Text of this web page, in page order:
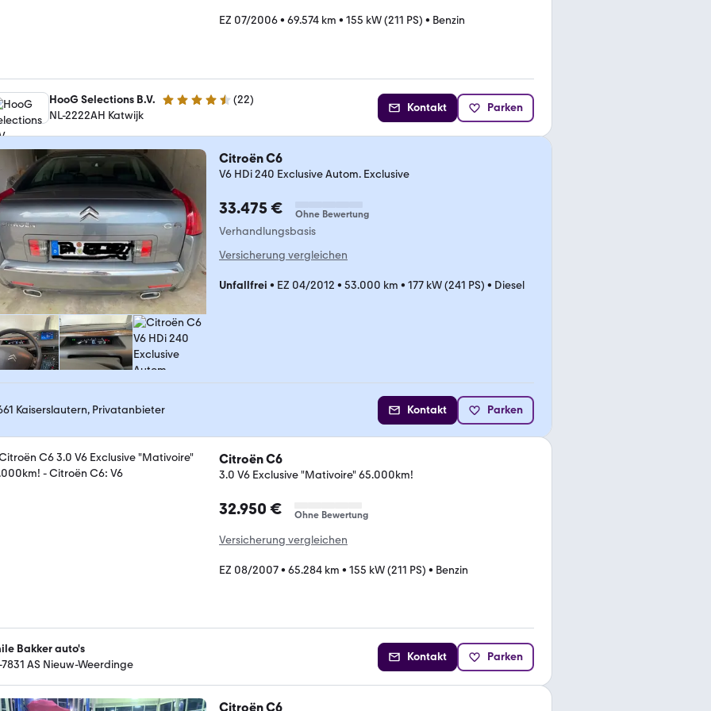
EZ 07/2006• 69.574 km • 155 kW (211 PS) • Benzin
HooG Selections B.V. 4.3 Sterne (22)
NL-2222AH Katwijk
Kontakt Parken
Citroën C6
V6 HDi 240 Exclusive Autom. Exclusive
33.475 € Ohne Bewertung
Verhandlungsbasis
Versicherung vergleichen
Unfallfrei • EZ 04/2012 • 53.000 km • 177 kW (241 PS) • Diesel
Kaiserslautern, Privatanbieter Kontakt Parken
Citroën C6
3.0 V6 Exclusive "Mativoire" 65.000km!
32.950 € Ohne Bewertung
Versicherung vergleichen
EZ 08/2007• 65.284 km • 155 kW (211 PS) • Benzin
Bakker auto's
7831 AS Nieuw-Weerdinge
Kontakt Parken
Citroën C6